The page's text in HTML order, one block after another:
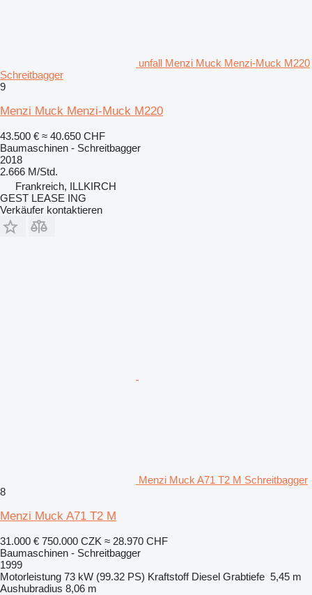
unfall Menzi Muck Menzi-Muck M220
Schreitbagger
9
Menzi Muck Menzi-Muck M220
43.500 € ≈ 40.650 CHF
Baumaschinen - Schreitbagger
2018
2.666 M/Std.
Frankreich, ILLKIRCH
GEST LEASE ING
Verkäufer kontaktieren
Menzi Muck A71 T2 M Schreitbagger
8
Menzi Muck A71 T2 M
31.000 € 750.000 CZK ≈ 28.970 CHF
Baumaschinen - Schreitbagger
1999
Motorleistung 73 kW (99.32 PS) Kraftstoff Diesel Grabtiefe 5,45 m
Aushubradius 8,06 m